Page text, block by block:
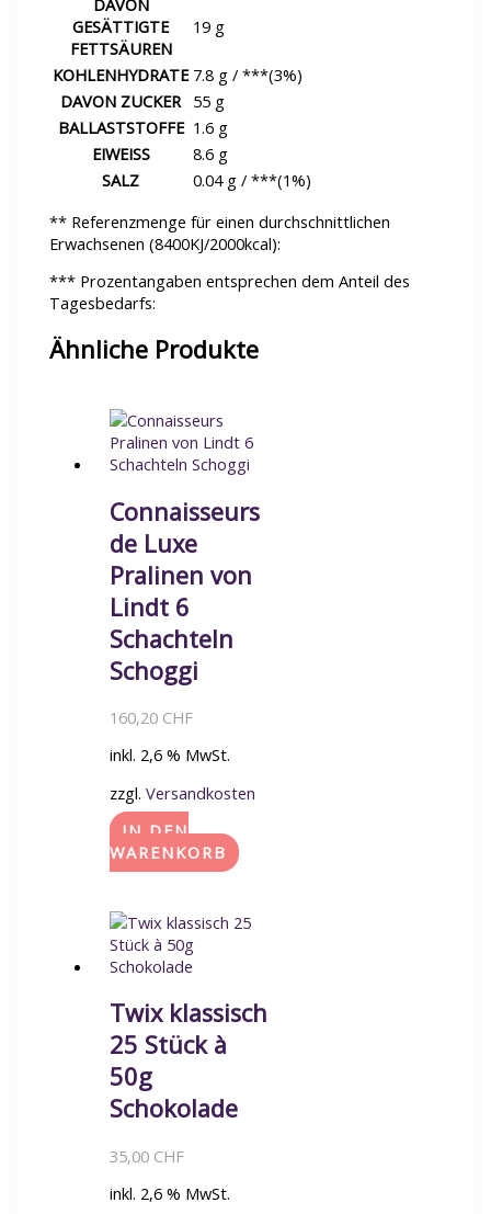
DAVON
GESÄTTIGTE
FETTSÄUREN
19 g
KOHLENHYDRATE 7.8 g / ***(3%)
DAVON ZUCKER 55 g
BALLASTSTOFFE 1.6 g
EIWEISS
8.6 g
SALZ
0.04 g / ***(1%)
** Referenzmenge für einen durchschnittlichen
Erwachsenen (8400KJ/2000kcal):
*** Prozentangaben entsprechen dem Anteil des
Tagesbedarfs:
Ähnliche Produkte
Connaisseurs
de Luxe
Pralinen von
Lindt 6
Schachteln
Schoggi
160,20 CHF
inkl. 2,6 % MwSt.
zzgl. Versandkosten
IN DEN
WARENKORB
Twix klassisch
25 Stück à
50g
Schokolade
35,00 CHF
inkl. 2,6 % MwSt.